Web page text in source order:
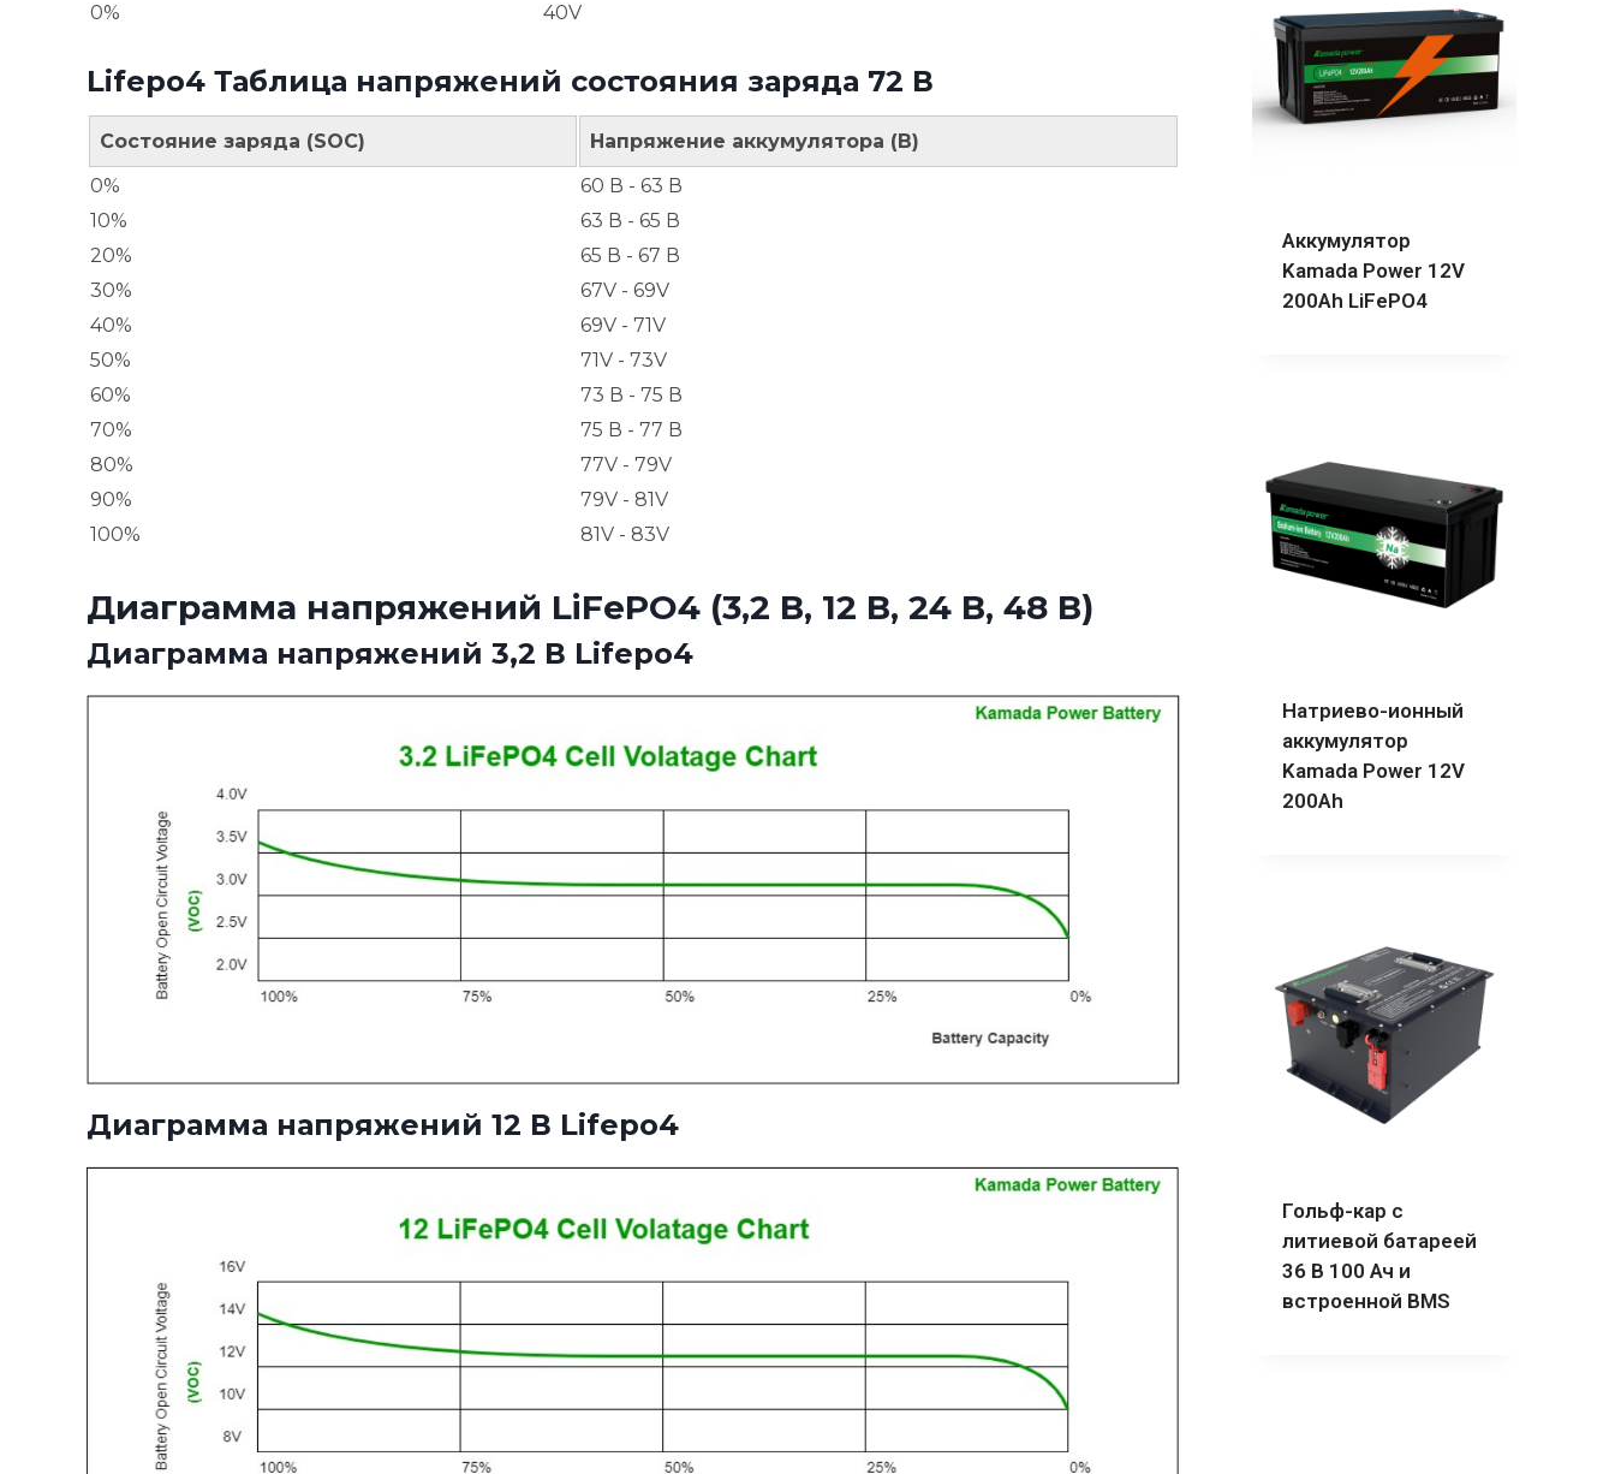
0%
40V
Lifepo4 Таблица напряжений состояния заряда 72 В
Состояние заряда (SOC)
Напряжение аккумулятора (В)
0%
60 В - 63 В
10%
63 В - 65 В
20%
65 В - 67 В
30%
67V - 69V
40%
69V - 71V
50%
71V - 73V
60%
73 В - 75 В
70%
75 В - 77 В
80%
77V - 79V
90%
79V - 81V
100%
81V - 83V
Диаграмма напряжений LiFePO4 (3,2 В, 12 В, 24 В, 48 В)
Диаграмма напряжений 3,2 В Lifepo4
Диаграмма напряжений 12 В Lifepo4
Аккумулятор
Kamada Power 12V
200Ah LiFePO4
Натриево-ионный
аккумулятор
Kamada Power 12V
200Ah
Гольф-кар с
литиевой батареей
36 В 100 Ач и
встроенной BMS